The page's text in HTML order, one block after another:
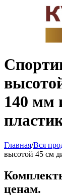
140 мм
Главная/Вся
высотой 45 см
ценам.